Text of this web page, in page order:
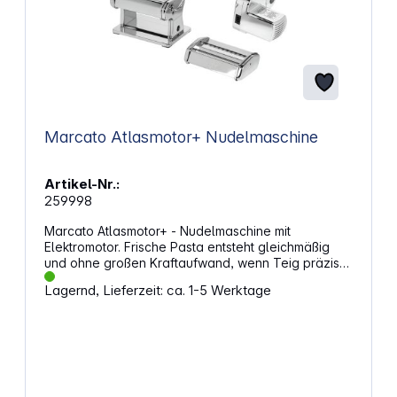
Marcato Atlasmotor+ Nudelmaschine
Artikel-Nr.:
259998
Marcato Atlasmotor+ - Nudelmaschine mit
Elektromotor. Frische Pasta entsteht gleichmäßig
und ohne großen Kraftaufwand, wenn Teig präzise
verarbeitet wird. Diese elektrische Nudelmaschine
kombiniert mechanische Walzen mit einem Motor
Lagernd, Lieferzeit: ca. 1-5 Werktage